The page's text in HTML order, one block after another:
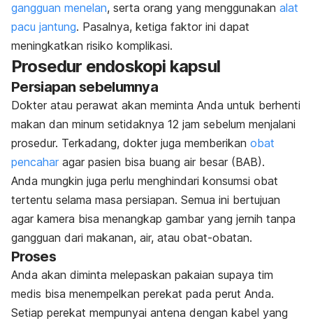
gangguan menelan, serta orang yang menggunakan alat
pacu jantung. Pasalnya, ketiga faktor ini dapat
meningkatkan risiko komplikasi.
Prosedur endoskopi kapsul
Persiapan sebelumnya
Dokter atau perawat akan meminta Anda untuk berhenti
makan dan minum setidaknya 12 jam sebelum menjalani
prosedur. Terkadang, dokter juga memberikan obat
pencahar agar pasien bisa buang air besar (BAB).
Anda mungkin juga perlu menghindari konsumsi obat
tertentu selama masa persiapan. Semua ini bertujuan
agar kamera bisa menangkap gambar yang jernih tanpa
gangguan dari makanan, air, atau obat-obatan.
Proses
Anda akan diminta melepaskan pakaian supaya tim
medis bisa menempelkan perekat pada perut Anda.
Setiap perekat mempunyai antena dengan kabel yang